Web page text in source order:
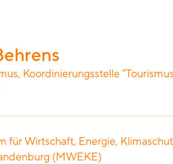
Koordinierungsstelle
für Wirtschaft, Energie,
(MWEKE)